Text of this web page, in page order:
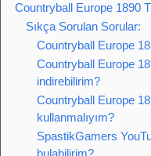
Countryball Europe 1890
Sıkça Sorulan Sorular:
Countryball Europe
Countryball Europe
indirebilirim?
Countryball Europe
kullanmalıyım?
SpastikGamers